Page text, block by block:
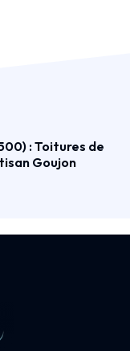
: Toitures de
Goujon